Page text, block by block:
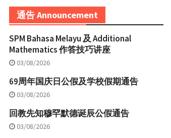
通告 Announcement
SPM Bahasa Melayu 及 Additional
Mathematics 作答技巧讲座
03/08/2026
69周年国庆日公假及学校假期通告
03/08/2026
回教先知穆罕默德诞辰公假通告
03/08/2026